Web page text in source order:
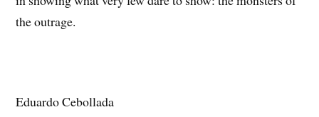
the outrage.
Eduardo Cebollada